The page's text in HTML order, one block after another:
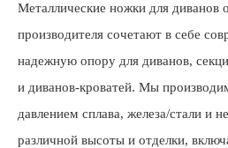
Металлические ножки для диванов
производителя сочетают в себе
надежную опору для диванов,
и диванов-кроватей. Мы
давлением сплава, железа/стали и
различной высоты и отделки,